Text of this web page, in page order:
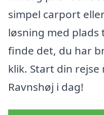
simpel carport
løsning med plads
finde det, du har
klik. Start din
Ravnshøj i dag!